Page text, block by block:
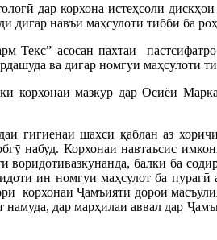
дар корхона истеҳсоли
дигар навъи маҳсулоти тиббӣ ба
Текс” асосан пахтаи
ва дигар номгуи маҳсулоти
корхонаи мазкур дар Осиёи
гигиенаи шахсӣ қаблан аз
набуд. Корхонаи навтаъсис
воридотивазкунанда, балки ба
ин номгуи маҳсулот ба пурагӣ
корхонаи Ҷамъияти дорои
дар марҳилаи аввал дар